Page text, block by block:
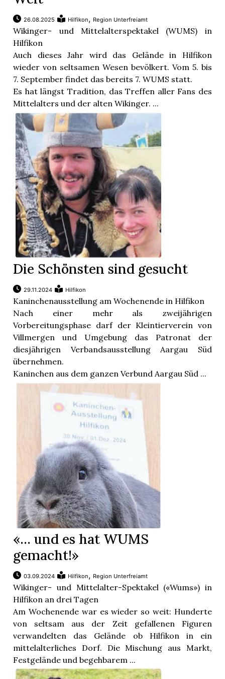
26.08.2025 Hilfikon, Region Unterfreiamt
Wikinger- und Mittelalterspektakel (WUMS) in
Hilfikon
Auch dieses Jahr wird das Gelände in Hilfikon
wieder von seltsamen Wesen bevölkert. Vom 5. bis
7. September findet das bereits 7. WUMS statt.
Es hat längst Tradition, das Treffen aller Fans des
Mittelalters und der alten Wikinger. ...
Die Schönsten sind gesucht
29.11.2024 Hilfikon
Kaninchenausstellung am Wochenende in Hilfikon
Nach einer mehr als zweijährigen
Vorbereitungsphase darf der Kleintierverein von
Villmergen und Umgebung das Patronat der
diesjährigen Verbandsausstellung Aargau Süd
übernehmen.
Kaninchen aus dem ganzen Verbund Aargau Süd ...
«… und es hat WUMS
gemacht!»
03.09.2024 Hilfikon, Region Unterfreiamt
Wikinger- und Mittelalter-Spektakel («Wums») in
Hilfikon an drei Tagen
Am Wochenende war es wieder so weit: Hunderte
von seltsam aus der Zeit gefallenen Figuren
verwandelten das Gelände ob Hilfikon in ein
mittelalterliches Dorf. Die Mischung aus Markt,
Festgelände und begehbarem ...